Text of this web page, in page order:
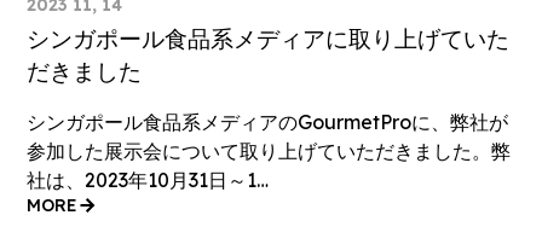
2023 11, 14
シンガポール食品系メディアに取り上げていた
だきました
シンガポール食品系メディアのGourmetProに、弊社が
参加した展示会について取り上げていただきました。弊
社は、2023年10月31日～1…
MORE